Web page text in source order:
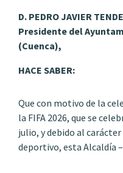
D. PEDRO JAVIER
Presidente del
(Cuenca),
HACE SABER:
Que con motivo de la
la FIFA 2026, que se
julio, y debido al
deportivo, esta Alcaldía –